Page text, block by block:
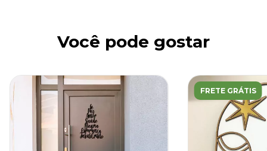
Você pode gostar
FRETE GRÁTIS